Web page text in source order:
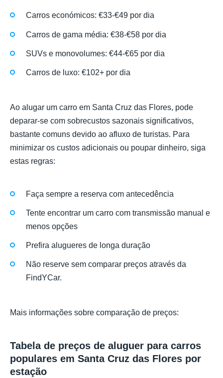
Carros económicos: €33-€49 por dia
Carros de gama média: €38-€58 por dia
SUVs e monovolumes: €44-€65 por dia
Carros de luxo: €102+ por dia
Ao alugar um carro em Santa Cruz das Flores, pode
deparar-se com sobrecustos sazonais significativos,
bastante comuns devido ao afluxo de turistas. Para
minimizar os custos adicionais ou poupar dinheiro, siga
estas regras:
Faça sempre a reserva com antecedência
Tente encontrar um carro com transmissão manual e
menos opções
Prefira alugueres de longa duração
Não reserve sem comparar preços através da
FindYCar.
Mais informações sobre comparação de preços:
Tabela de preços de aluguer para carros
populares em Santa Cruz das Flores por
estação